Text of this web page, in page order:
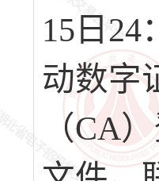
15日24
动数字
（CA